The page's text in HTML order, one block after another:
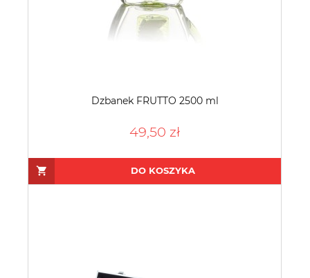
Dzbanek FRUTTO 2500 ml
49,50 zł
DO KOSZYKA